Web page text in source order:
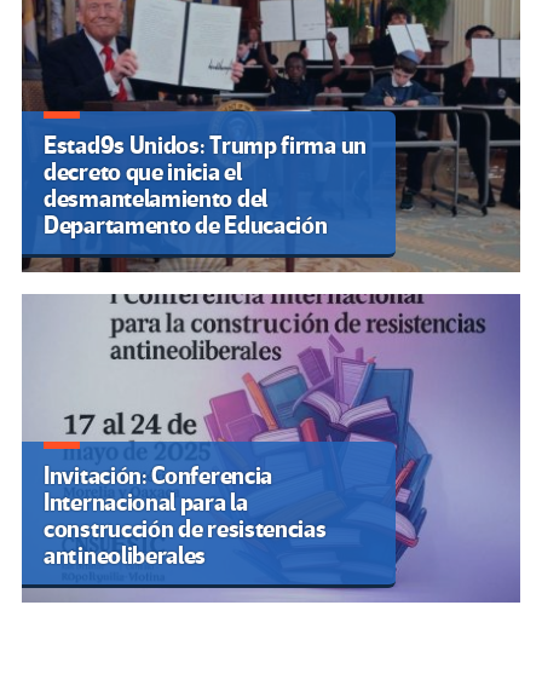
Estad9s Unidos: Trump firma un
decreto que inicia el
desmantelamiento del
Departamento de Educación
Invitación: Conferencia
Internacional para la
construcción de resistencias
antineoliberales